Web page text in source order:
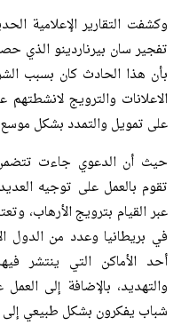
وكشفت التقارير الإعلامية
بأن هذا الحادث كان بسبب
الاعلانات والترويج
على تمويل والتمدد بشكل موسع
حيث أن الدعوي جاءت تتضمن
تقوم بالعمل على توجيه
عبر القيام بترويج الأرهاب،
في بريطانيا وعدد من الدول
أحد الأماكن التي ينتشر
والتهديد، بالإضافة إلى
شباب يفكرون بشكل طبيعي